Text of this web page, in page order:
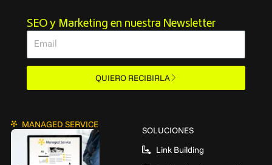
SEO y Marketing en nuestra Newsletter
Email
QUIERO RECIBIRLA
MANAGED SERVICE
SOLUCIONES
Link Building